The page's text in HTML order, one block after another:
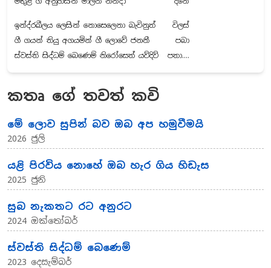
ඉන්ද්රඛීලය ලෙසින් නොසෙලෙනා බැවිනුත්
විලස්
ගී ගයන් තියු අගයමින් ගී ලොවේ ජනනී
පබා
ස්වස්ති සිද්ධම් බෙණෙම් නිරෝසෙත් යව්දිව්
පතා….
කතෘ ගේ තවත් කවි
මේ ලොව සුපින් බව ඔබ අප හමුවීමයි
2026 ජුලි
යළි පිරවිය නොහේ ඔබ හැර ගිය හිඩැස
2025 ජුනි
සුබ නැකතට රට අනුරට
2024 ඔක්තෝබර්
ස්වස්ති සිද්ධම් බෙණෙම්
2023 දෙසැම්බර්